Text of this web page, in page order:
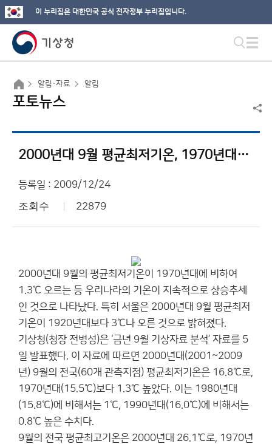
이 누리집은 대한민국 공식 전자정부 누리집입니다.
알림·자료 알림
포토뉴스
2000년대 9월 평균최저기온, 1970년대보다 1.3℃ ↑
등록일 : 2009/12/24
조회수 22879
2000년대 9월의 평균최저기온이 1970년대에 비하여
1.3℃ 오르는 등 우리나라의 기온이 지속적으로 상승추세
인 것으로 나타났다. 특히 서울은 2000년대 9월 평균최저
기온이 1920년대보다 3℃나 오른 것으로 밝혀졌다.
기상청(청장 전병성)은 ‘금년 9월 기상자료 분석’ 자료를 5
일 발표했다. 이 자료에 따르면 2000년대(2001~2009
년) 9월의 전국(60개 관측지점) 평균최저기온은 16.8℃로,
1970년대(15.5℃)보다 1.3℃ 높았다. 이는 1980년대
(15.8℃)에 비해서는 1℃, 1990년대(16.0℃)에 비해서는
0.8℃ 높은 수치다.
9월의 전국 평균최고기온은 2000년대 26.1℃로, 1970년